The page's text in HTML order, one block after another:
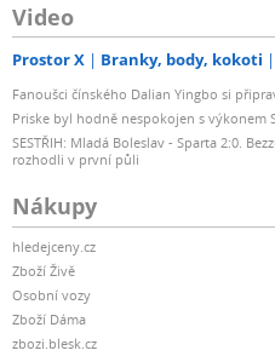
Video
Prostor X Branky, body, kokoti
Fanoušci čínského Dalian Yingbo si
Priske byl hodně nespokojen s výkonem
SESTŘIH: Mladá Boleslav - Sparta 2:0.
rozhodli v první půli
Nákupy
hledejceny.cz
Zboží Živě
Osobní vozy
Zboží Dáma
zbozi.blesk.cz